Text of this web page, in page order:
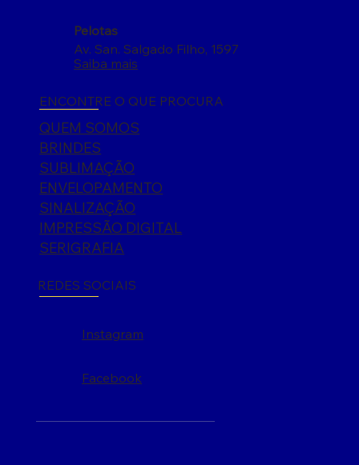
Pelotas
Av. San. Salgado Filho, 1597
Saiba mais
ENCONTRE O QUE PROCURA
QUEM SOMOS
BRINDES
SUBLIMAÇÃO
ENVELOPAMENTO
SINALIZAÇÃO
IMPRESSÃO DIGITAL
SERIGRAFIA
REDES SOCIAIS
Instagram
Facebook